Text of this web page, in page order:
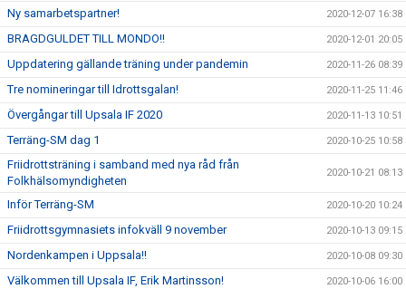
Ny samarbetspartner! 2020-12-07 16:38
BRAGDGULDET TILL MONDO!! 2020-12-01 20:05
Uppdatering gällande träning under pandemin 2020-11-26 08:39
Tre nomineringar till Idrottsgalan! 2020-11-25 11:46
Övergångar till Upsala IF 2020 2020-11-13 10:51
Terräng-SM dag 1 2020-10-25 10:58
Friidrottsträning i samband med nya råd från
Folkhälsomyndigheten
2020-10-21 08:13
Inför Terräng-SM 2020-10-20 10:24
Friidrottsgymnasiets infokväll 9 november 2020-10-13 09:15
Nordenkampen i Uppsala!! 2020-10-08 09:30
Välkommen till Upsala IF, Erik Martinsson! 2020-10-06 16:00